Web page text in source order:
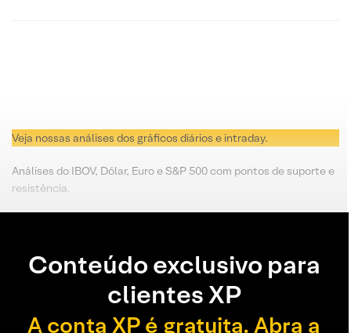
Veja nossas análises dos gráficos diários e intraday.
Análises do IBOV, Dólar, Euro e S&P 500 com pontos de suporte e
resistência.
Conteúdo exclusivo para
clientes XP
A conta XP é gratuita. Abra a